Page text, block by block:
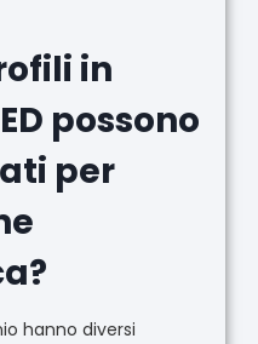
in
possono
per
hanno diversi